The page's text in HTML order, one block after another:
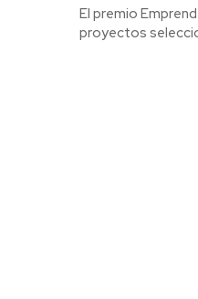
El premio
proyectos